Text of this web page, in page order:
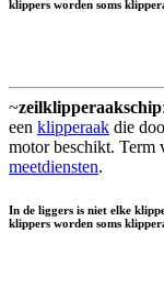
klippers worden soms
~zeilklipperaakschip:
een klipperaak die
motor beschikt. Term
meetdiensten.
In de liggers is niet elke
klippers worden soms